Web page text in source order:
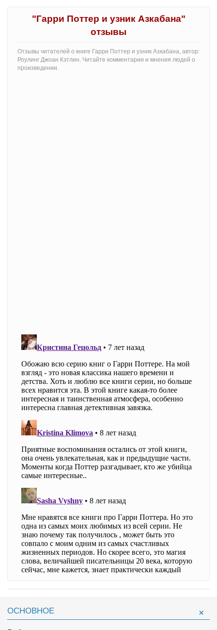
"Гарри Поттер и узник Азкабана"
отзывы
Отзывы читателей о книге Гарри Поттер и узник Азкабана, автор:
Роулинг Джоан Кэтлин. Читайте комментарии и мнения людей о
произведении.
ОСНОВНОЕ